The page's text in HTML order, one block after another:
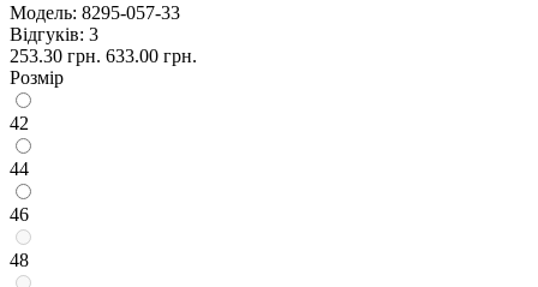
Модель: 8295-057-33
Відгуків: 3
253.30 грн. 633.00 грн.
Розмір
42
44
46
48